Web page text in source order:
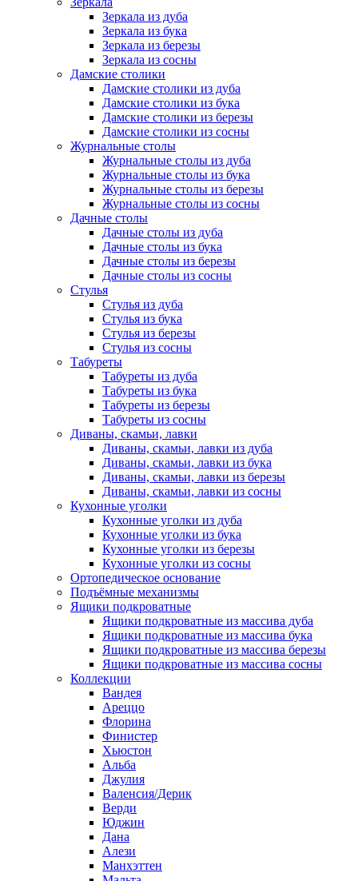
Зеркала из дуба
Зеркала из бука
Зеркала из березы
Зеркала из сосны
Дамские столики
Дамские столики из дуба
Дамские столики из бука
Дамские столики из березы
Дамские столики из сосны
Журнальные столы
Журнальные столы из дуба
Журнальные столы из бука
Журнальные столы из березы
Журнальные столы из сосны
Дачные столы
Дачные столы из дуба
Дачные столы из бука
Дачные столы из березы
Дачные столы из сосны
Стулья
Стулья из дуба
Стулья из бука
Стулья из березы
Стулья из сосны
Табуреты
Табуреты из дуба
Табуреты из бука
Табуреты из березы
Табуреты из сосны
Диваны, скамьи, лавки
Диваны, скамьи, лавки из дуба
Диваны, скамьи, лавки из бука
Диваны, скамьи, лавки из березы
Диваны, скамьи, лавки из сосны
Кухонные уголки
Кухонные уголки из дуба
Кухонные уголки из бука
Кухонные уголки из березы
Кухонные уголки из сосны
Ортопедическое основание
Подъёмные механизмы
Ящики подкроватные
Ящики подкроватные из массива дуба
Ящики подкроватные из массива бука
Ящики подкроватные из массива березы
Ящики подкроватные из массива сосны
Коллекции
Вандея
Ареццо
Флорина
Финистер
Хьюстон
Альба
Джулия
Валенсия/Дерик
Верди
Юджин
Дана
Алези
Манхэттен